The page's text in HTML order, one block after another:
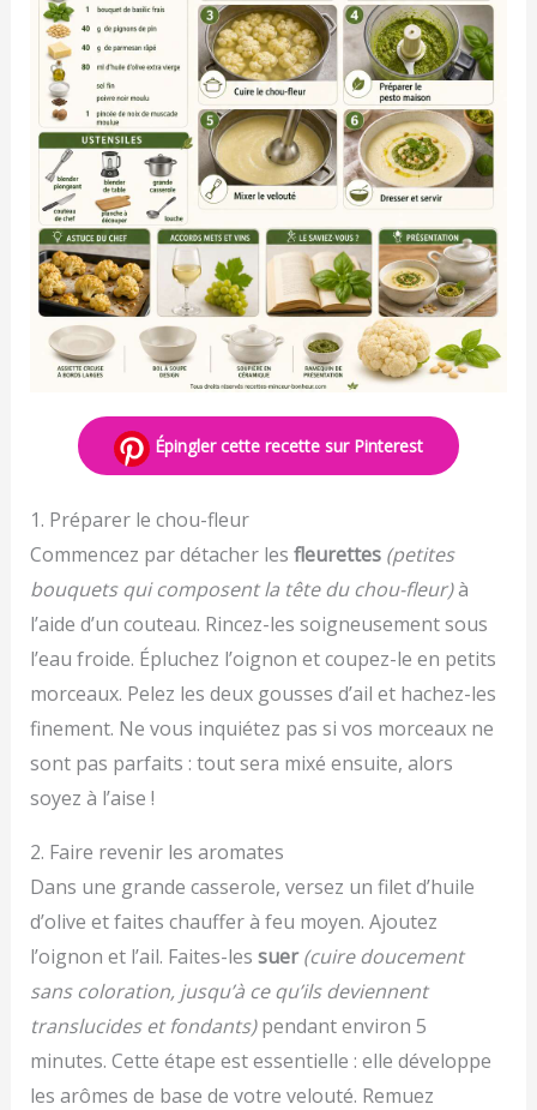
Épingler cette recette sur Pinterest
1. Préparer le chou-fleur
Commencez par détacher les fleurettes (petites
bouquets qui composent la tête du chou-fleur)à
l’aide d’un couteau. Rincez-les soigneusement sous
l’eau froide. Épluchez l’oignon et coupez-le en petits
morceaux. Pelez les deux gousses d’ail et hachez-les
finement. Ne vous inquiétez pas si vos morceaux ne
sont pas parfaits : tout sera mixé ensuite, alors
soyez à l’aise !
2. Faire revenir les aromates
Dans une grande casserole, versez un filet d’huile
d’olive et faites chauffer à feu moyen. Ajoutez
l’oignon et l’ail. Faites-les suer (cuire doucement
sans coloration, jusqu’à ce qu’ils deviennent
translucides et fondants)pendant environ 5
minutes. Cette étape est essentielle : elle développe
les arômes de base de votre velouté. Remuez